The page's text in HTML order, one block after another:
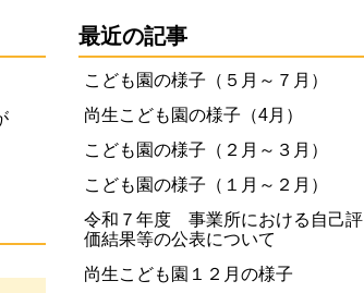
最近の記事
こども園の様子（５月～７月）
尚生こども園の様子（4月）
こども園の様子（２月～３月）
こども園の様子（１月～２月）
令和７年度 事業所における自己評
価結果等の公表について
尚生こども園１２月の様子